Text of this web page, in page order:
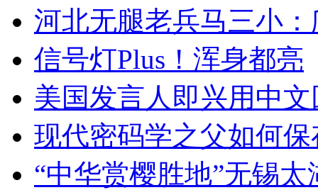
河北无腿老兵马三小
信号灯Plus！浑身都亮
美国发言人即兴用中
现代密码学之父如何
“中华赏樱胜地”无锡